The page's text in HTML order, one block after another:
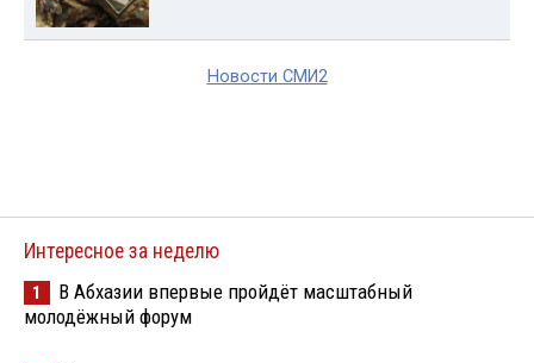
Новости СМИ2
Интересное за неделю
1
В Абхазии впервые пройдёт масштабный
молодёжный форум